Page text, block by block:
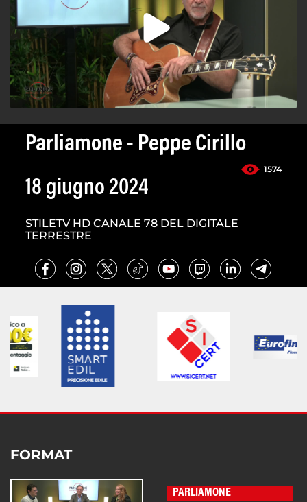
Parliamone - Peppe Cirillo
1574
18 giugno 2024
STILETV HD CANALE 78 DEL DIGITALE
TERRESTRE
FORMAT
PARLIAMONE